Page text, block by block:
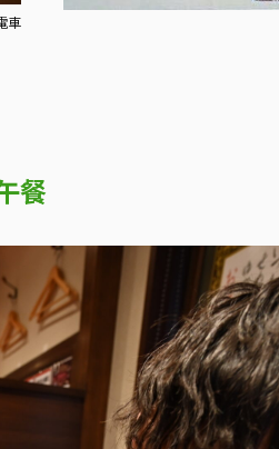
車
餐